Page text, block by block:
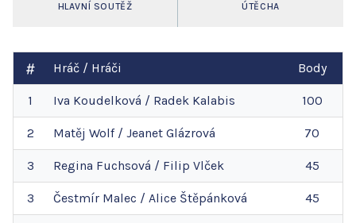
HLAVNÍ SOUTĚŽ ÚTĚCHA
Hráč / Hráči Body
1 Iva Koudelková / Radek Kalabis 100
2 Matěj Wolf/ Jeanet Glázrová 70
3 Regina Fuchsová / Filip Vlček 45
3 Čestmír Malec / Alice Štěpánková 45